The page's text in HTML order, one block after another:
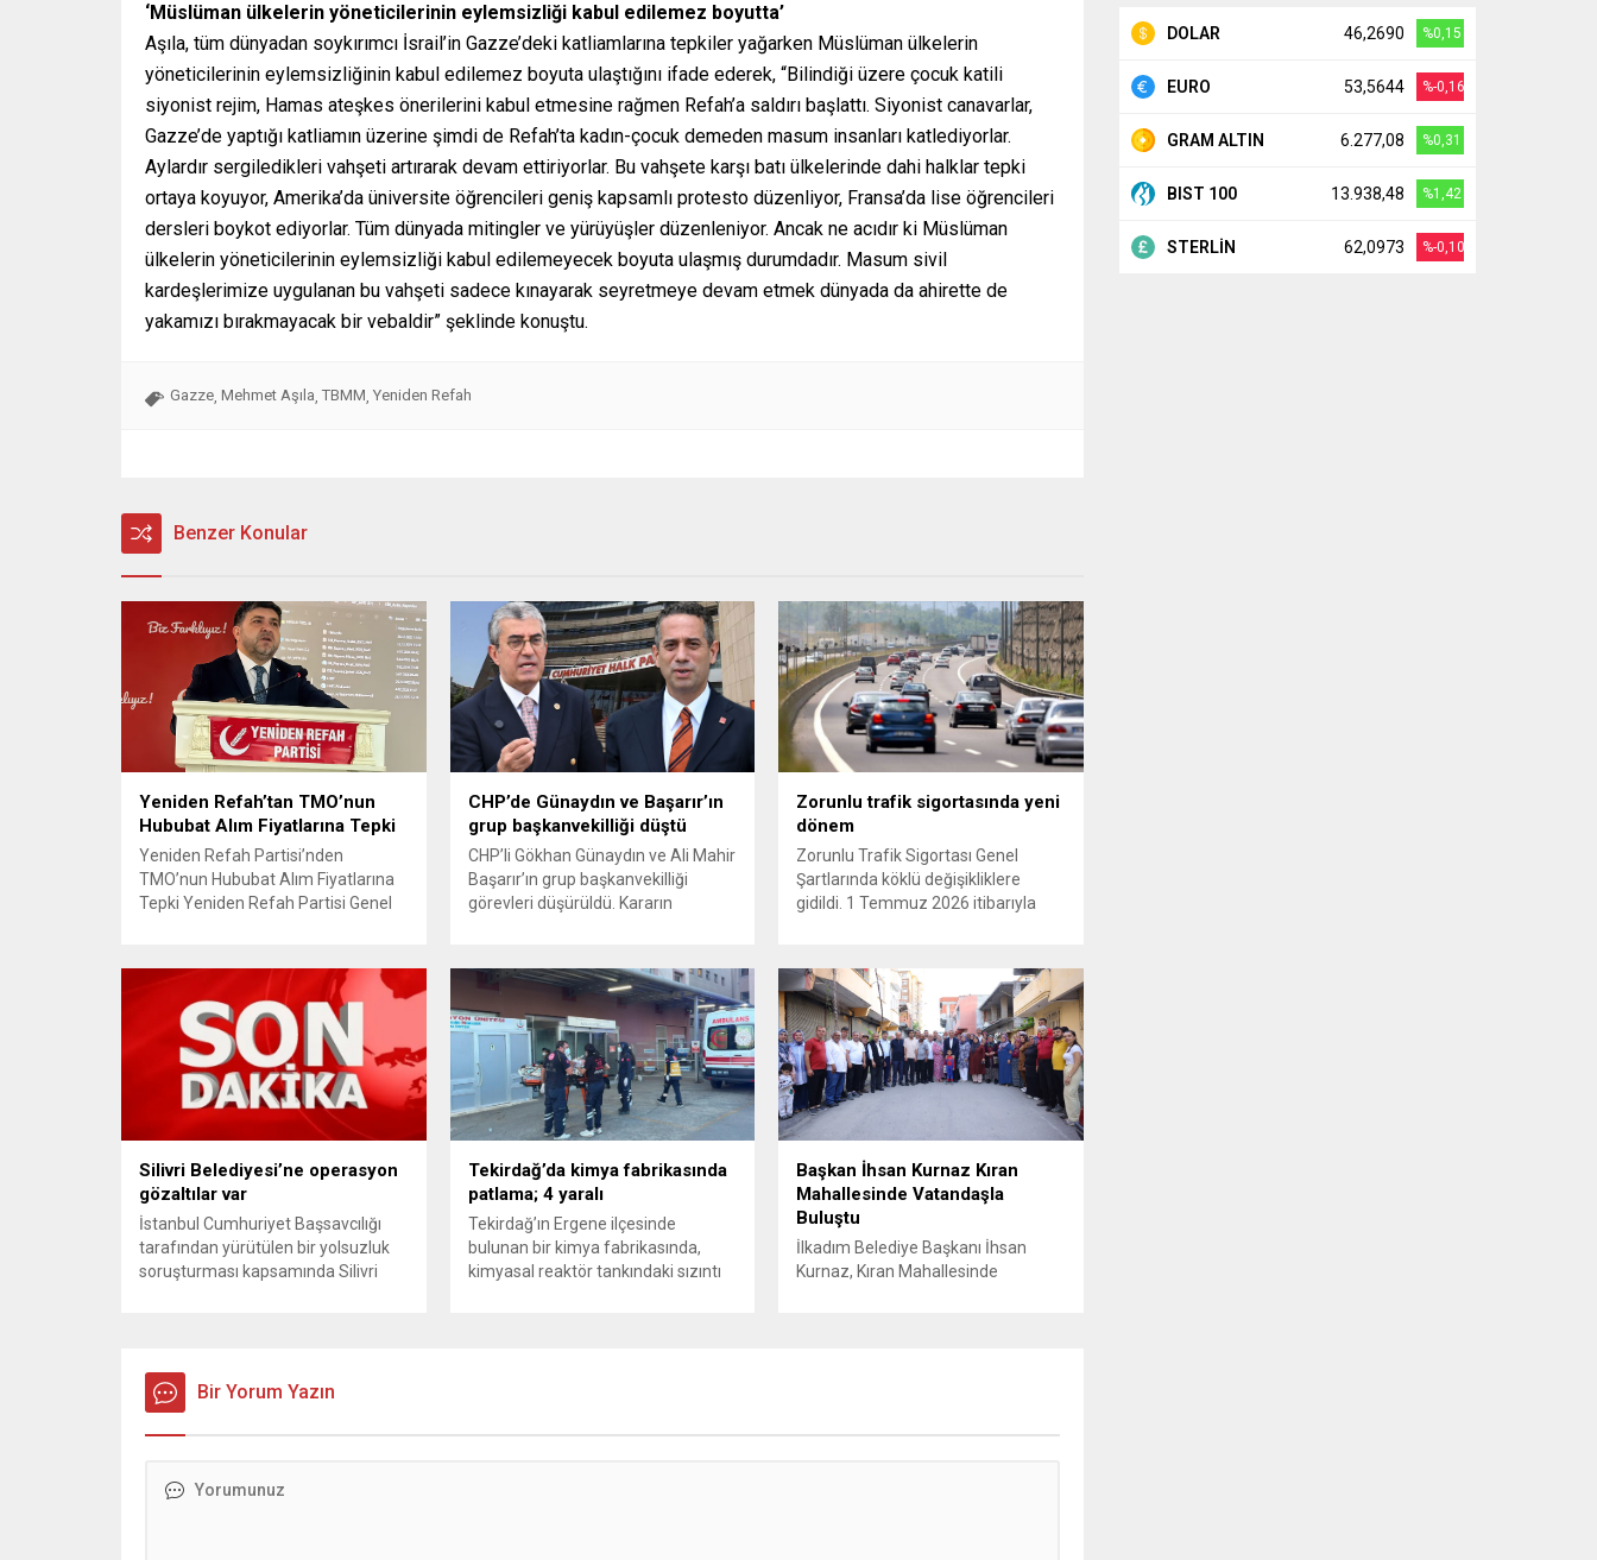
‘Müslüman ülkelerin yöneticilerinin eylemsizliği kabul edilemez boyutta’
Aşıla, tüm dünyadan soykırımcı İsrail’in Gazze’deki katliamlarına tepkiler yağarken Müslüman ülkelerin
yöneticilerinin eylemsizliğinin kabul edilemez boyuta ulaştığını ifade ederek, “Bilindiği üzere çocuk katili
siyonist rejim, Hamas ateşkes önerilerini kabul etmesine rağmen Refah’a saldırı başlattı. Siyonist canavarlar,
Gazze’de yaptığı katliamın üzerine şimdi de Refah’ta kadın-çocuk demeden masum insanları katlediyorlar.
Aylardır sergiledikleri vahşeti artırarak devam ettiriyorlar. Bu vahşete karşı batı ülkelerinde dahi halklar tepki
ortaya koyuyor, Amerika’da üniversite öğrencileri geniş kapsamlı protesto düzenliyor, Fransa’da lise öğrencileri
dersleri boykot ediyorlar. Tüm dünyada mitingler ve yürüyüşler düzenleniyor. Ancak ne acıdır ki Müslüman
ülkelerin yöneticilerinin eylemsizliği kabul edilemeyecek boyuta ulaşmış durumdadır. Masum sivil
kardeşlerimize uygulanan bu vahşeti sadece kınayarak seyretmeye devam etmek dünyada da ahirette de
yakamızı bırakmayacak bir vebaldir” şeklinde konuştu.
Gazze, Mehmet Aşıla, TBMM, Yeniden Refah
Benzer Konular
Yeniden Refah’tan TMO’nun
Hububat Alım Fiyatlarına Tepki
Yeniden Refah Partisi’nden
TMO’nun Hububat Alım Fiyatlarına
Tepki Yeniden Refah Partisi Genel
Bayramoğlu, Toprak Mahsulleri
Ofisi’nin (TMO) açıkladığı hububat
alım fiyatlarına ilişkin yazılı bir
açıklama yaptı. Bayramoğlu,
açıklanan fiyatların çiftçinin artan
maliyetlerini karşılamaktan uzak
olduğunu savunarak fiyatların
yeniden değerlendirilmesi
çağrısında...
CHP’de Günaydın ve Başarır’ın
grup başkanvekilliği düştü
CHP’li Gökhan Günaydın ve Ali Mahir
Başarır’ın grup başkanvekilliği
görevleri düşürüldü. Kararın
kaldırıldı. Günaydın, ilk
açıklamasında “Olmayan MYK’nın
verdiği hukuksuz bir karardır” dedi.
CHP’den tedbirli olarak kesin
çıkarma cezası uygulanmak üzere
Yüksek Disiplin Kurulu’na (YDK) sevk
edilen ve partideki tüm
görevlerinden...
Zorunlu trafik sigortasında yeni
dönem
Zorunlu Trafik Sigortası Genel
Şartlarında köklü değişikliklere
gidildi. 1 Temmuz 2026 itibarıyla
yönelik rücu (zararı rücu ettirme)
haklarını genişletirken, orijinal parça
kullanımındaki yaş sınırını kaldırıyor
ve değer kaybı ödemelerinde hak
sahibinin başvuru şartını otomatik
hale getiriyor. Hazine
Müsteşarlığına bağlı ilgili
kurumlarca...
Silivri Belediyesi’ne operasyon
gözaltılar var
İstanbul Cumhuriyet Başsavcılığı
tarafından yürütülen bir yolsuzluk
soruşturması kapsamında Silivri
bazı iş insanlarının da bulunduğu
çok sayıda kişi hakkında gözaltı
kararı uygulandı. Emniyet güçlerinin
inceleme ve arama çalışmaları
Tekirdağ’da kimya fabrikasında
patlama; 4 yaralı
Tekirdağ’ın Ergene ilçesinde
bulunan bir kimya fabrikasında,
kimyasal reaktör tankındaki sızıntı
güvenlik ve sızıntı incelemesi
Başkan İhsan Kurnaz Kıran
Mahallesinde Vatandaşla
Buluştu
İlkadım Belediye Başkanı İhsan
Kurnaz, Kıran Mahallesinde
kapsamında Kıran Mahallesini
Bir Yorum Yazın
DOLAR 46,2690 %0,15
EURO 53,5644 %-0,16
GRAM ALTIN 6.277,08 %0,31
BIST 100 13.938,48 %1,42
STERLİN 62,0973 %-0,10